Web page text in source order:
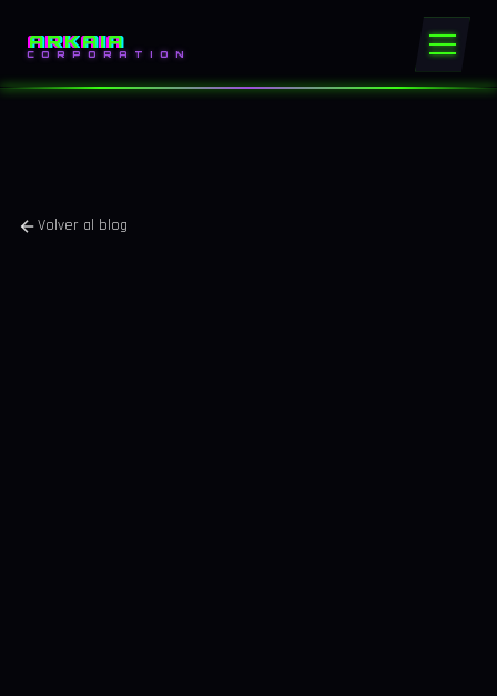
ARKAIA
CORPORATION
Volver al blog